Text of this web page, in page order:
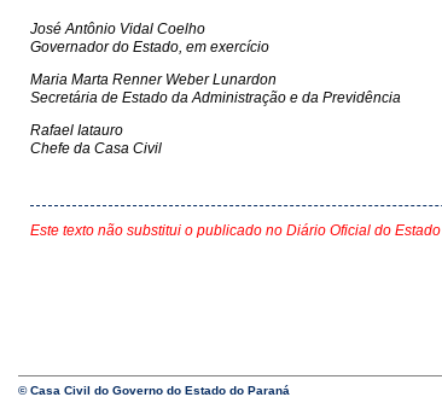
José Antônio Vidal Coelho
Governador do Estado, em exercício
Maria Marta Renner Weber Lunardon
Secretária de Estado da Administração e da Previdência
Rafael Iatauro
Chefe da Casa Civil
Este texto não substitui o publicado no Diário Oficial do Estado
© Casa Civil do Governo do Estado do Paraná